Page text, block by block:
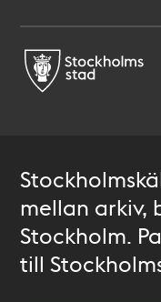
mellan arkiv,
Stockholm.
till